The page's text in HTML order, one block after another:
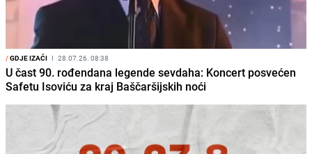
/GDJE IZAĆI I 28.07.26. 08:38
U čast 90. rođendana legende sevdaha: Koncert posvećen
Safetu Isoviću za kraj Baščaršijskih noći